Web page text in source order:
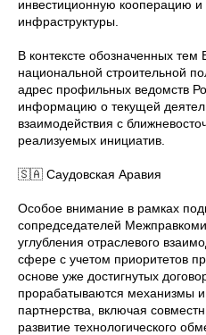
инвестиционную кооперацию и
инфраструктуры.
В контексте обозначенных тем
национальной строительной
адрес профильных ведомств
информацию о текущей
взаимодействия с
реализуемых инициатив.
🇸🇦 Саудовская Аравия
Особое внимание в рамках
сопредседателей
углубления отраслевого
сфере с учетом приоритетов
основе уже достигнутых
прорабатываются механизмы
партнерства, включая
развитие технологического